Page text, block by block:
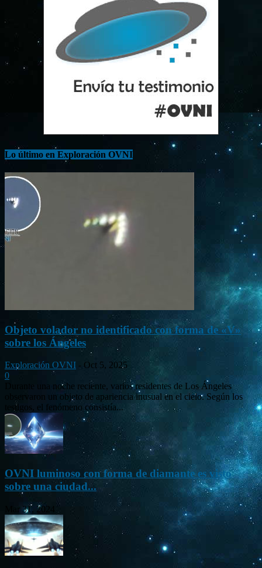
Lo último en Exploración OVNI
Objeto volador no identificado con forma de «V»
sobre los Ángeles
Exploración OVNI - Oct 5, 2025
0
Durante una noche reciente, varios residentes de Los Ángeles
observaron un objeto de apariencia inusual en el cielo. Según los
testigos, el fenómeno consistía...
OVNI luminoso con forma de diamante es visto
sobre una ciudad...
Mar 31, 2024